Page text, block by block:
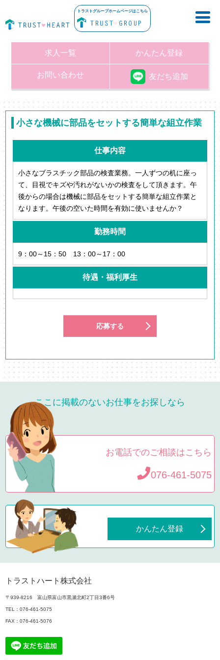
トラストグループホームページはこちら
求人一覧 かんたん登録
お問い合わせ 友だち追加
小さな機械に部品をセットする簡単な組立作業
仕事内容
小さなブラスチック部品の検査業務。一人ずつの机に座っ
て、目視でキズや汚れがないかの検査をして頂きます。午
後からの場合は機械に部品をセットする簡単な組立作業と
なります。午後の空いた時間を有効に使いませんか？
勤務時間
9：00～15：50 13：00～17：00
待遇・福利厚生
応募する
ここに掲載のないお仕事をお探しなら
お電話でのご相談はこちら
076-461-5075
かんたん登録
トラストハート株式会社
〒939-8216 富山県富山市黒瀬北町2丁目3番6号
TEL：076-461-5075
FAX：076-461-5076